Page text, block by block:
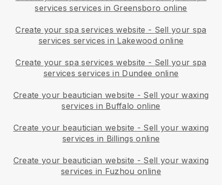
services services in Greensboro online
Create your spa services website - Sell your spa
services services in Lakewood online
Create your spa services website - Sell your spa
services services in Dundee online
Create your beautician website - Sell your waxing
services in Buffalo online
Create your beautician website - Sell your waxing
services in Billings online
Create your beautician website - Sell your waxing
services in Fuzhou online